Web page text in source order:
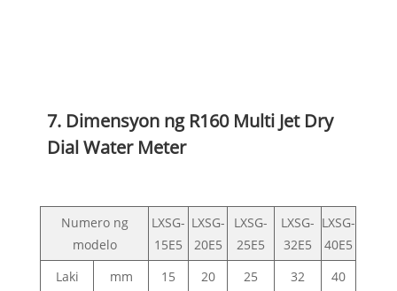
7. Dimensyon ng R160 Multi Jet Dry
Dial Water Meter
Numero ng
modelo
LXSG-
15E5
LXSG-
20E5
LXSG-
25E5
LXSG-
32E5
LXSG-
40E5
Laki
mm 15 20 25 32
40